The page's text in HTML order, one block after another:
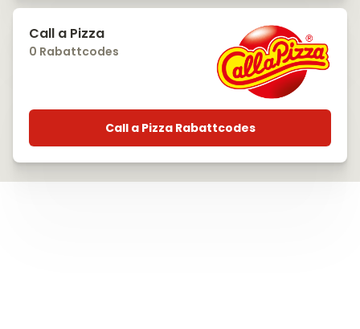
Call a Pizza
0 Rabattcodes
Call a Pizza Rabattcodes